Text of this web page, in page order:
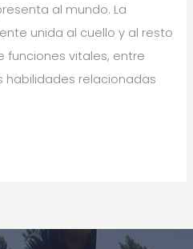
al mundo. La
unida al cuello y al resto
funciones vitales, entre
habilidades relacionadas